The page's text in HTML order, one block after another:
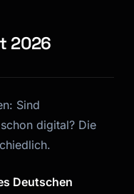
2026
Sind
digital? Die
Deutschen